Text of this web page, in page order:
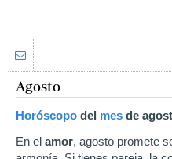
Agosto
Horóscopo del mes de
En el amor, agosto promete